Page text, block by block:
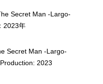
Secret Man -Largo-
2023年
Secret Man -Largo-
2023